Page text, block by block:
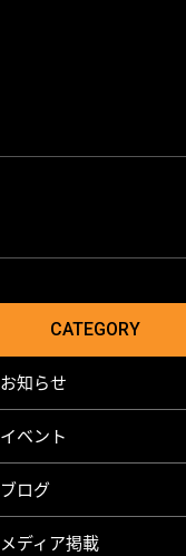
その他
CATEGORY
お知らせ
イベント
ブログ
メディア掲載